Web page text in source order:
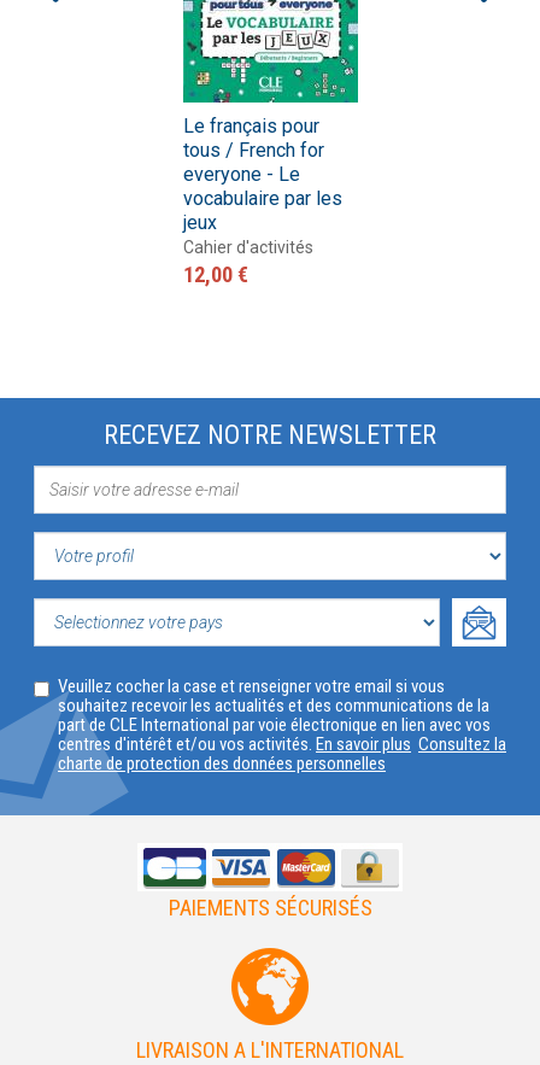
Le français pour
tous / French for
everyone - Le
vocabulaire par les
jeux
Cahier d'activités
12,00 €
RECEVEZ NOTRE NEWSLETTER
VOTRE
PROFIL
VOTRE
PAYS
Veuillez cocher la case et renseigner votre email si vous
souhaitez recevoir les actualités et des communications de la
part de CLE International par voie électronique en lien avec vos
centres d'intérêt et/ou vos activités. En savoir plus Consultez la
charte de protection des données personnelles
PAIEMENTS SÉCURISÉS
LIVRAISON A L'INTERNATIONAL